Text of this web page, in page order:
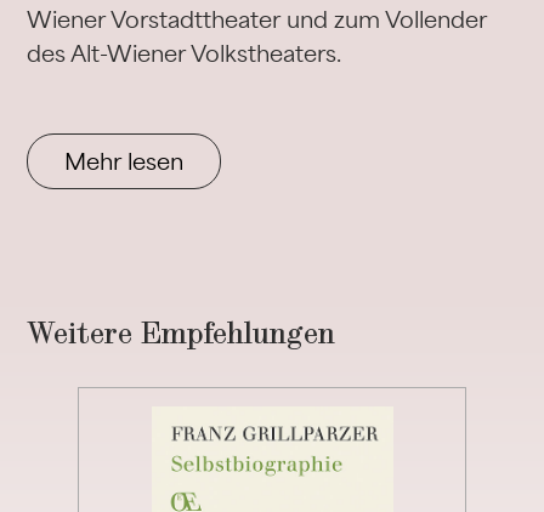
Wiener Vorstadttheater und zum Vollender
des Alt-Wiener Volkstheaters.
Mehr lesen
Weitere Empfehlungen